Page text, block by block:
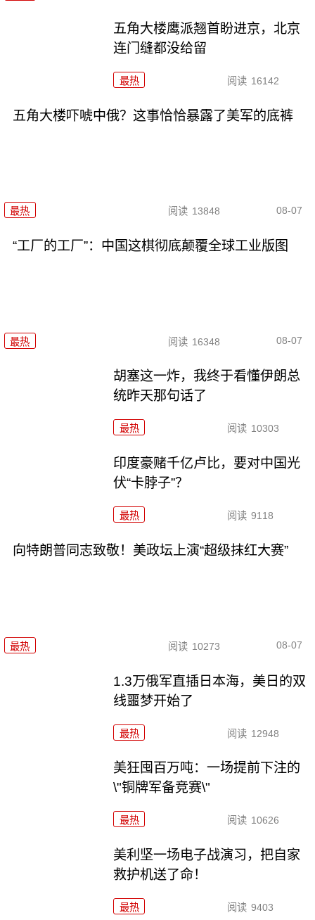
五角大楼鹰派翘首盼进京，北京
连门缝都没给留
最热 阅读 16142
五角大楼吓唬中俄？这事恰恰暴露了美军的底裤
最热 阅读 13848 08-07
“工厂的工厂”：中国这棋彻底颠覆全球工业版图
最热 阅读 16348 08-07
胡塞这一炸，我终于看懂伊朗总
统昨天那句话了
最热 阅读 10303
印度豪赌千亿卢比，要对中国光
伏“卡脖子”？
最热 阅读 9118
向特朗普同志致敬！美政坛上演“超级抹红大赛”
最热 阅读 10273 08-07
1.3万俄军直插日本海，美日的双
线噩梦开始了
最热 阅读 12948
美狂囤百万吨：一场提前下注的
\"铜牌军备竞赛\"
最热 阅读 10626
美利坚一场电子战演习，把自家
救护机送了命！
最热 阅读 9403